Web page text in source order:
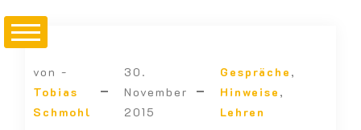
von -
Tobias
Schmohl
30.
November
2015
Gespräche ,
Hinweise ,
Lehren